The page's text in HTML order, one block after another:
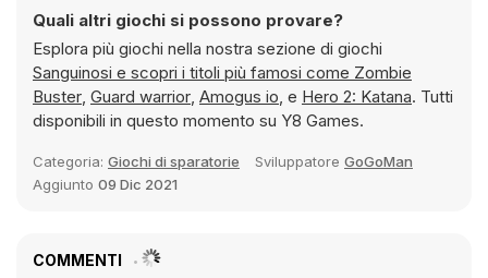
Quali altri giochi si possono provare?
Esplora più giochi nella nostra sezione di giochi
Sanguinosi e scopri i titoli più famosi come Zombie
Buster, Guard warrior, Amogus io, e Hero 2: Katana. Tutti
disponibili in questo momento su Y8 Games.
Categoria: Giochi di sparatorie Sviluppatore GoGoMan
Aggiunto 09 Dic 2021
COMMENTI